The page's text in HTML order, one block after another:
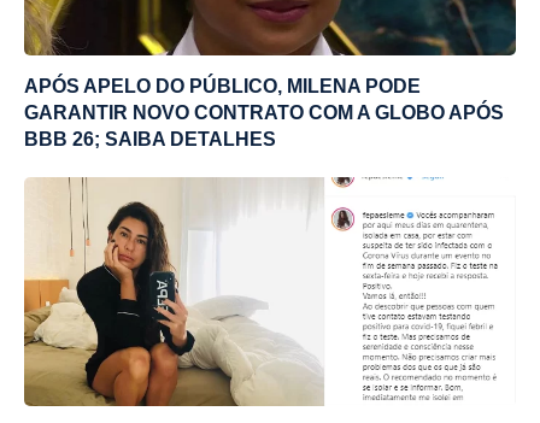
APÓS APELO DO PÚBLICO, MILENA PODE
GARANTIR NOVO CONTRATO COM A GLOBO APÓS
BBB 26; SAIBA DETALHES